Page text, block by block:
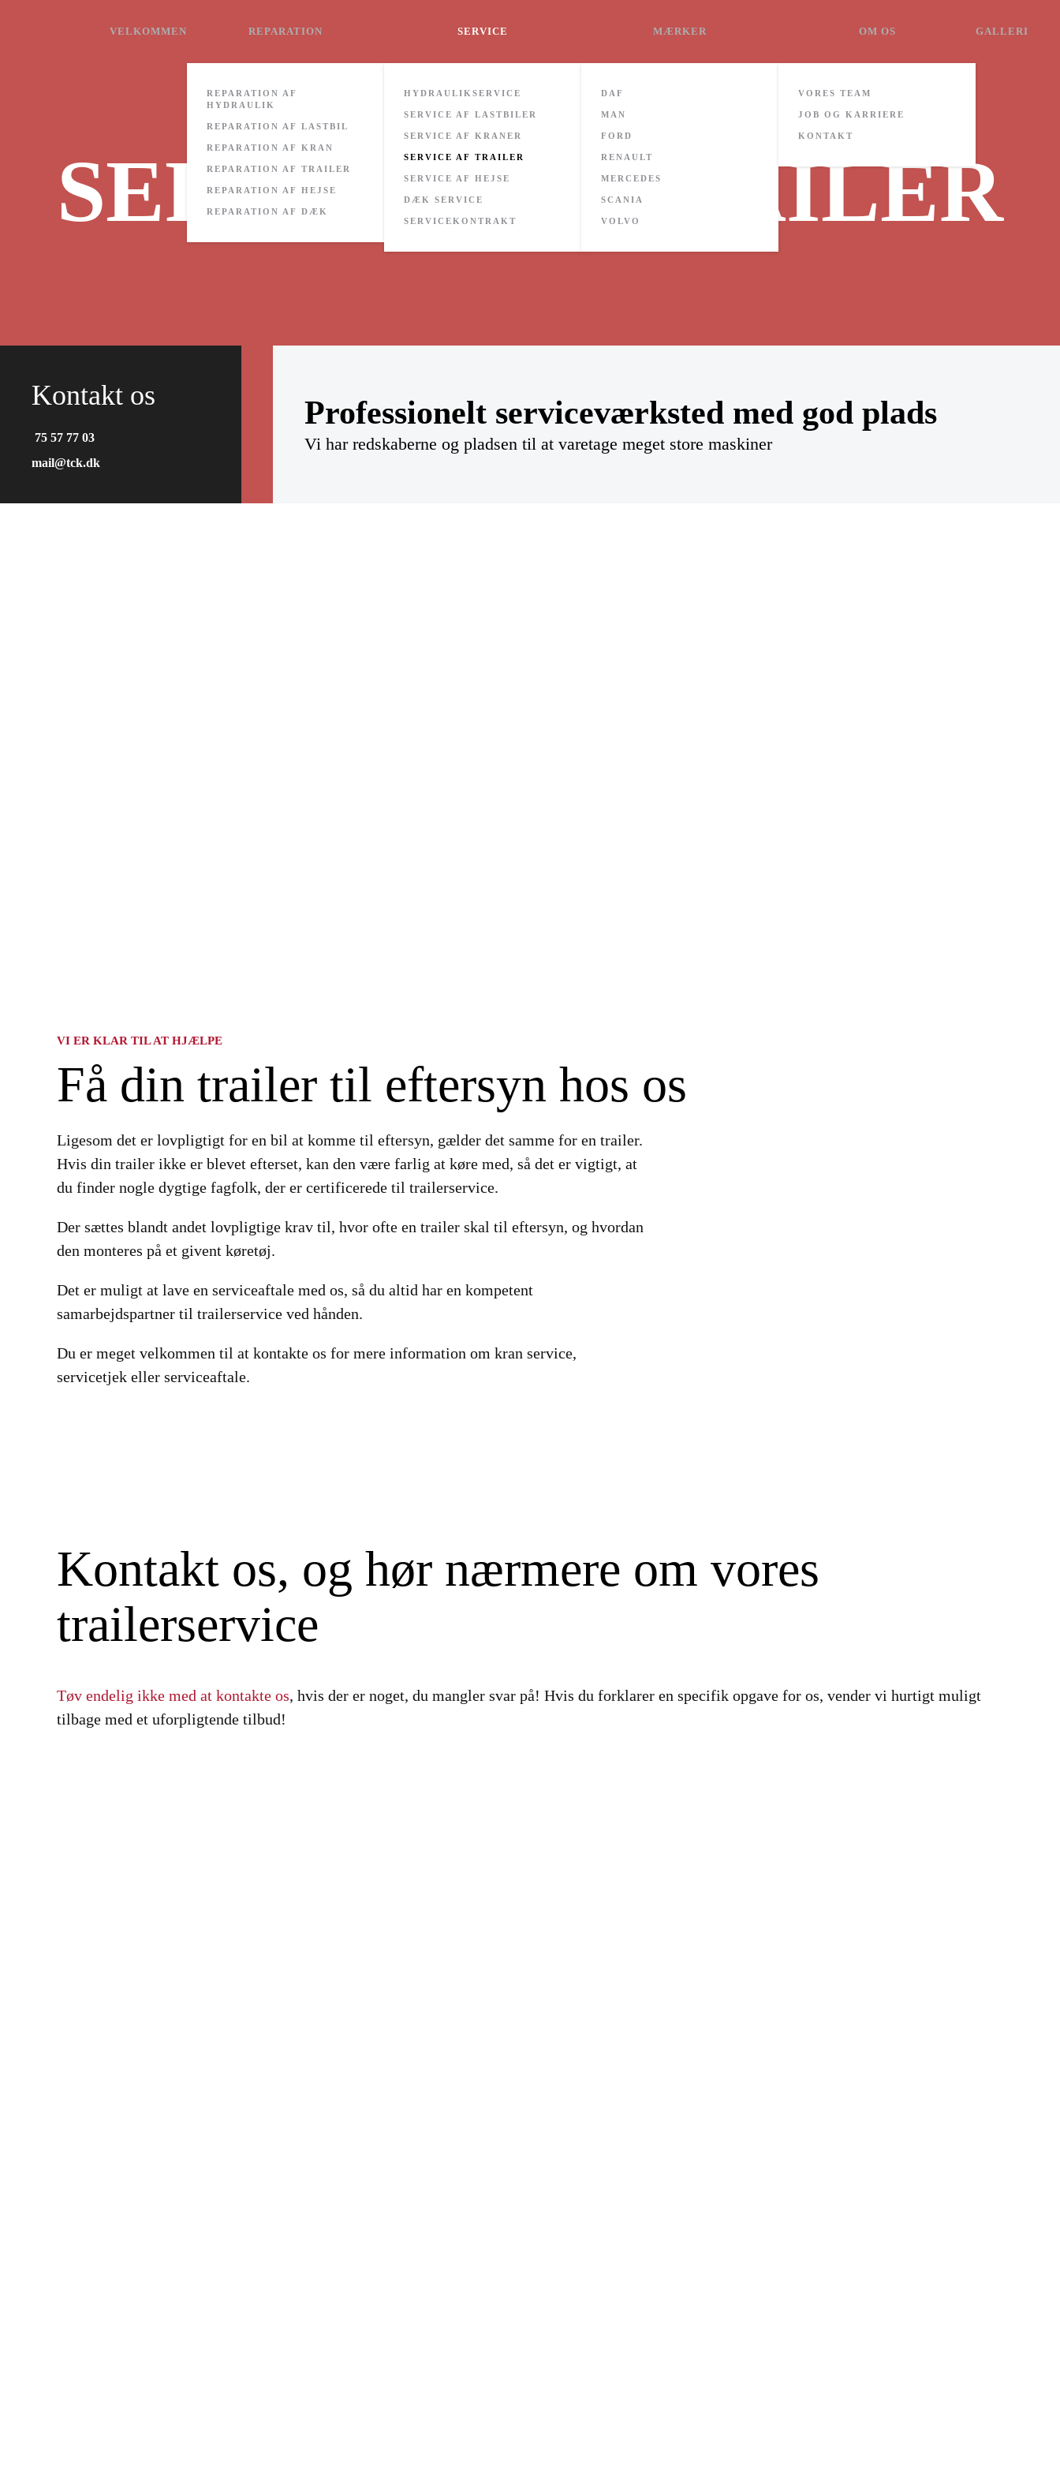
Skip to main contentVELKOMMEN REPARATION
REPARATION AF
HYDRAULIK
REPARATION AF LASTBIL
REPARATION AF KRAN
REPARATION AF TRAILER
REPARATION AF HEJSE
REPARATION AF DÆK
SERVICE
HYDRAULIKSERVICE
SERVICE AF LASTBILER
SERVICE AF KRANER
SERVICE AF TRAILER
SERVICE AF HEJSE
DÆK SERVICE
SERVICEKONTRAKT
MÆRKER
DAF
MAN
FORD
RENAULT
MERCEDES
SCANIA
VOLVO
OM OS
VORES TEAM
JOB OG KARRIERE
KONTAKT
GALLERI
TCK tilbyder
SERVICE AF TRAILER
Kontakt os
75 57 77 03
mail@tck.dk
Professionelt serviceværksted med god plads
Vi har redskaberne og pladsen til at varetage meget store maskiner
VI ER KLAR TIL AT HJÆLPE
Få din trailer til eftersyn hos os
Ligesom det er lovpligtigt for en bil at komme til eftersyn, gælder det samme for en trailer.
Hvis din trailer ikke er blevet efterset, kan den være farlig at køre med, så det er vigtigt, at
du finder nogle dygtige fagfolk, der er certificerede til trailerservice.
Der sættes blandt andet lovpligtige krav til, hvor ofte en trailer skal til eftersyn, og hvordan
den monteres på et givent køretøj.
Det er muligt at lave en serviceaftale med os, så du altid har en kompetent
samarbejdspartner til trailerservice ved hånden.
Du er meget velkommen til at kontakte os for mere information om kran service,
servicetjek eller serviceaftale.
Kontakt os, og hør nærmere om vores
trailerservice
Tøv endelig ikke med at kontakte os, hvis der er noget, du mangler svar på! Hvis du forklarer en specifik opgave for os, vender vi hurtigt muligt
tilbage med et uforpligtende tilbud!